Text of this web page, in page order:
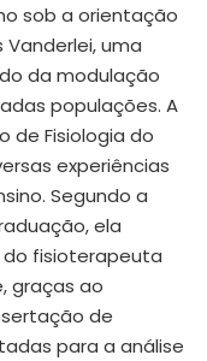
sob a orientação
Vanderlei, uma
da modulação
populações. A
de Fisiologia do
experiências
Segundo a
ela
fisioterapeuta
graças ao
de
para a análise